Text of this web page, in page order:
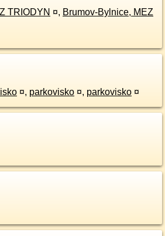
TRIODYN ¤, Brumov-Bylnice, MEZ
¤, parkovisko ¤, parkovisko ¤